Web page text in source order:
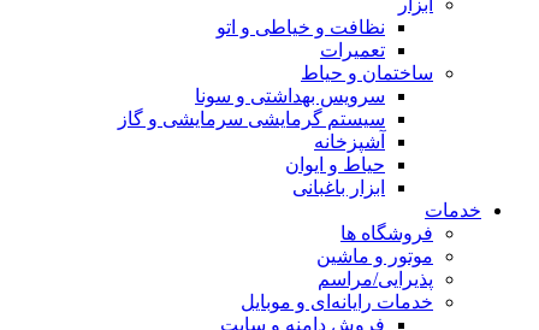
ابزار
نظافت و خیاطی و اتو
تعمیرات
ساختمان و حیاط
سرویس بهداشتی و سونا
سیستم گرمایشی سرمایشی و گاز
آشپزخانه
حیاط و ایوان
ابزار باغبانی
خدمات
فروشگاه ها
موتور و ماشین
پذیرایی/مراسم
خدمات رایانه‌ای و موبایل
فروش دامنه و سایت